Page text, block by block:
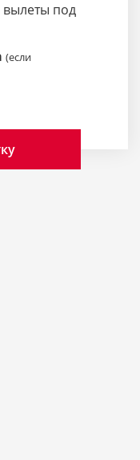
под
(если